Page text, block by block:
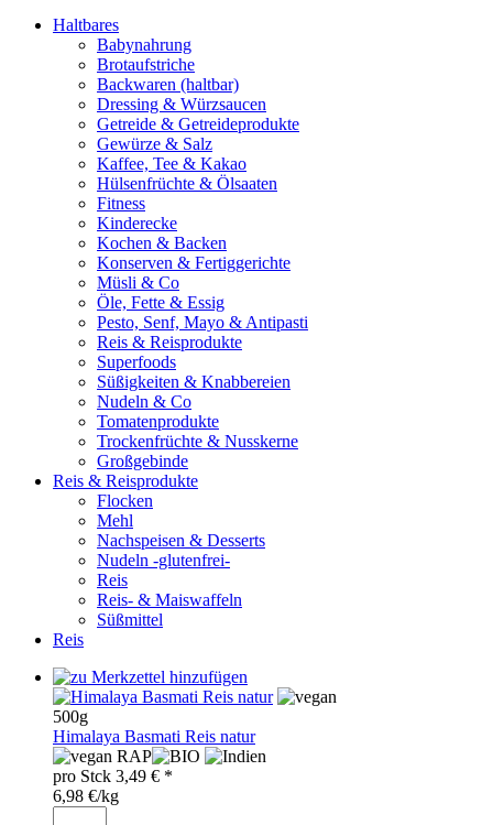
Haltbares
Babynahrung
Brotaufstriche
Backwaren (haltbar)
Dressing & Würzsaucen
Getreide & Getreideprodukte
Gewürze & Salz
Kaffee, Tee & Kakao
Hülsenfrüchte & Ölsaaten
Fitness
Kinderecke
Kochen & Backen
Konserven & Fertiggerichte
Müsli & Co
Öle, Fette & Essig
Pesto, Senf, Mayo & Antipasti
Reis & Reisprodukte
Superfoods
Süßigkeiten & Knabbereien
Nudeln & Co
Tomatenprodukte
Trockenfrüchte & Nusskerne
Großgebinde
Reis & Reisprodukte
Flocken
Mehl
Nachspeisen & Desserts
Nudeln -glutenfrei-
Reis
Reis- & Maiswaffeln
Süßmittel
Reis
500g
Himalaya Basmati Reis natur
RAP
pro Stck 3,49 € *
6,98 €/kg